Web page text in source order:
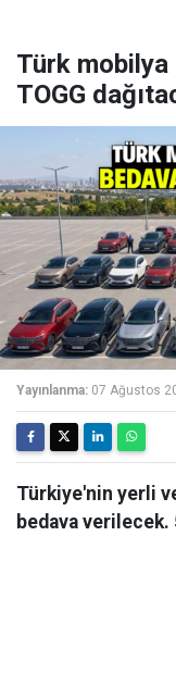
Türk
TOGG
Yayınlanma: 07 Ağustos
Türkiye'nin yerli
bedava